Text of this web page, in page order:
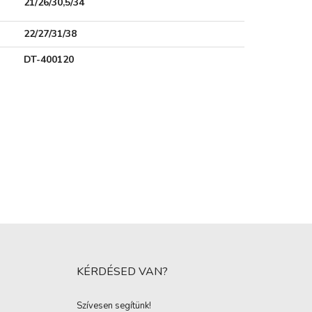
22/27/31/38
DT-400120
KÉRDÉSED VAN?
Szívesen segítünk!